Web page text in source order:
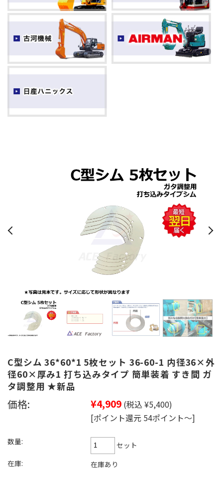
C型シム 36*60*1 5枚セット 36-60-1 内径36×外
径60×厚み1 打ち込みタイプ 簡単装着 すき間 ガ
タ調整用 ★新品
価格: ¥4,909 (税込 ¥5,400)
[ポイント還元 54ポイント～]
数量:
セット
在庫:
在庫あり